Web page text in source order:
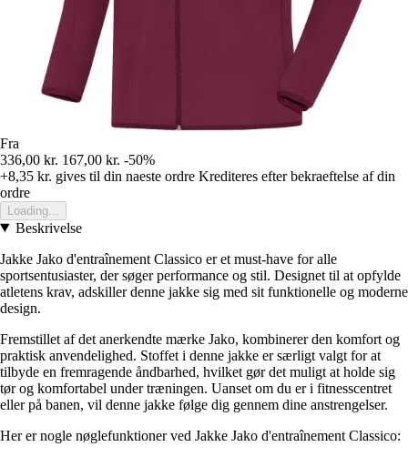
Fra
336,00 kr. 167,00 kr. -50%
+8,35 kr. gives til din naeste ordre Krediteres efter bekraeftelse af din
ordre
Loading...
Beskrivelse
Jakke Jako d'entraînement Classico er et must-have for alle
sportsentusiaster, der søger performance og stil. Designet til at opfylde
atletens krav, adskiller denne jakke sig med sit funktionelle og moderne
design.
Fremstillet af det anerkendte mærke Jako, kombinerer den komfort og
praktisk anvendelighed. Stoffet i denne jakke er særligt valgt for at
tilbyde en fremragende åndbarhed, hvilket gør det muligt at holde sig
tør og komfortabel under træningen. Uanset om du er i fitnesscentret
eller på banen, vil denne jakke følge dig gennem dine anstrengelser.
Her er nogle nøglefunktioner ved Jakke Jako d'entraînement Classico: